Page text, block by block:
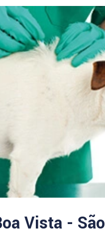
Vista -